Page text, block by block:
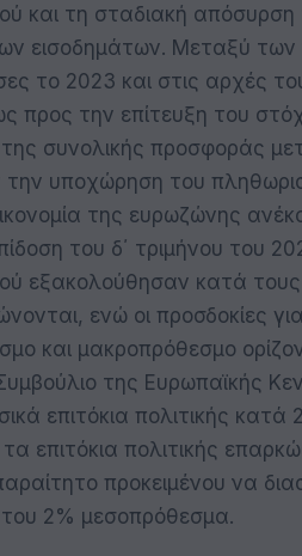
και τη σταδιακή
εισοδημάτων. Μεταξύ των
το 2023 και στις αρχές
προς την επίτευξη του
συνολικής προσφοράς
υποχώρηση του
της ευρωζώνης
του δ΄ τριμήνου του
εξακολούθησαν κατά
ενώ οι προσδοκίες
και μακροπρόθεσμο
Συμβούλιο της Ευρωπαϊκής
επιτόκια πολιτικής
τα επιτόκια πολιτικής
προκειμένου να
2% μεσοπρόθεσμα.